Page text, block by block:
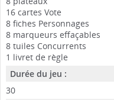
16 cartes Vote
8 fiches Personnages
8 marqueurs effaçables
8 tuiles Concurrents
1 livret de règle
Durée du jeu :
30